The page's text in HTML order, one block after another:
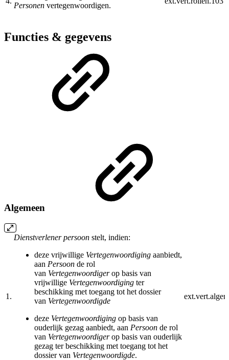
Personen vertegenwoordigen.
Functies & gegevens
Algemeen
1.
Dienstverlener persoon stelt, indien:
deze vrijwillige Vertegenwoordiging aanbiedt,
aan Persoon de rol
van Vertegenwoordigerop basis van
vrijwillige Vertegenwoordiging ter
beschikking met toegang tot het dossier
van Vertegenwoordigde
deze Vertegenwoordiging op basis van
ouderlijk gezag aanbiedt, aan Persoon de rol
van Vertegenwoordigerop basis van ouderlijk
gezag ter beschikking met toegang tot het
dossier van Vertegenwoordigde.